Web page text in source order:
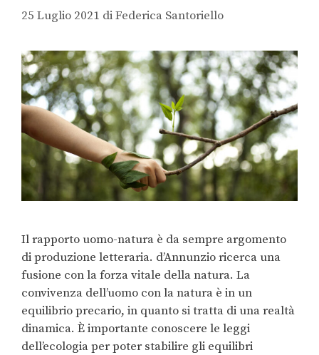
25 Luglio 2021 diFederica Santoriello
Il rapporto uomo-natura è da sempre argomento
di produzione letteraria. d’Annunzio ricerca una
fusione con la forza vitale della natura. La
convivenza dell’uomo con la natura è in un
equilibrio precario, in quanto si tratta di una realtà
dinamica. È importante conoscere le leggi
dell’ecologia per poter stabilire gli equilibri